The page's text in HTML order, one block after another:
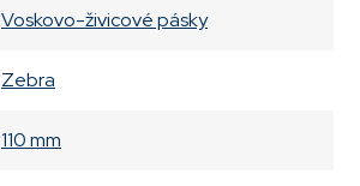
Voskovo-živicové pásky
Zebra
110 mm